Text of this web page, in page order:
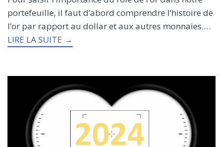
portefeuille, il faut d’abord comprendre l’histoire de
l’or par rapport au dollar et aux autres monnaies.…
LIRE LA SUITE →